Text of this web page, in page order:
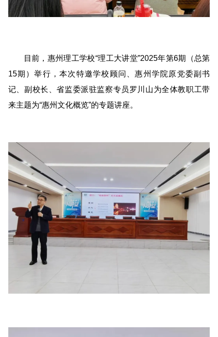
目前，惠州理工学校“理工大讲堂”2025年第6期（总第
15期）举行，本次特邀学校顾问、惠州学院原党委副书
记、副校长、省监委派驻监察专员罗川山为全体教职工带
来主题为“惠州文化概览”的专题讲座。